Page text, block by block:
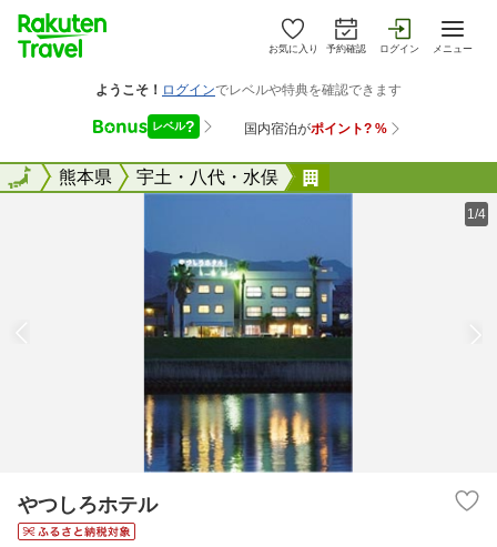
お気に入り 予約確認 ログイン メニュー
全国熊本県 宇土・八代・水俣
全国
1/4
やつしろホテル